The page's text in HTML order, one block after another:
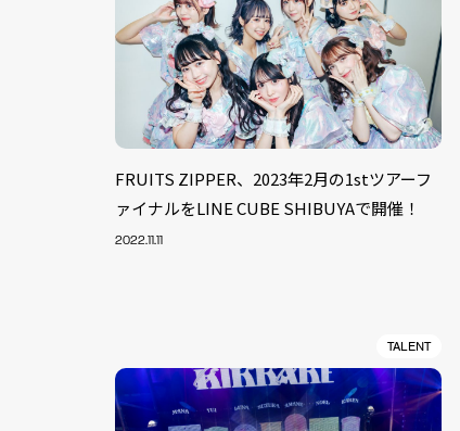
FRUITS ZIPPER、2023年2月の1stツアーフ
ァイナルをLINE CUBE SHIBUYAで開催！
2022.11.11
TALENT